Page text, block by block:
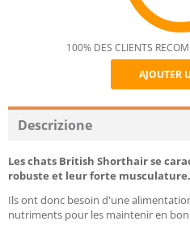
100% DES CLIENTS
AJOUTER
Descrizione
Les chats British Shorthair se
robuste et leur forte musculature.
Ils ont donc besoin d'une
nutriments pour les maintenir en